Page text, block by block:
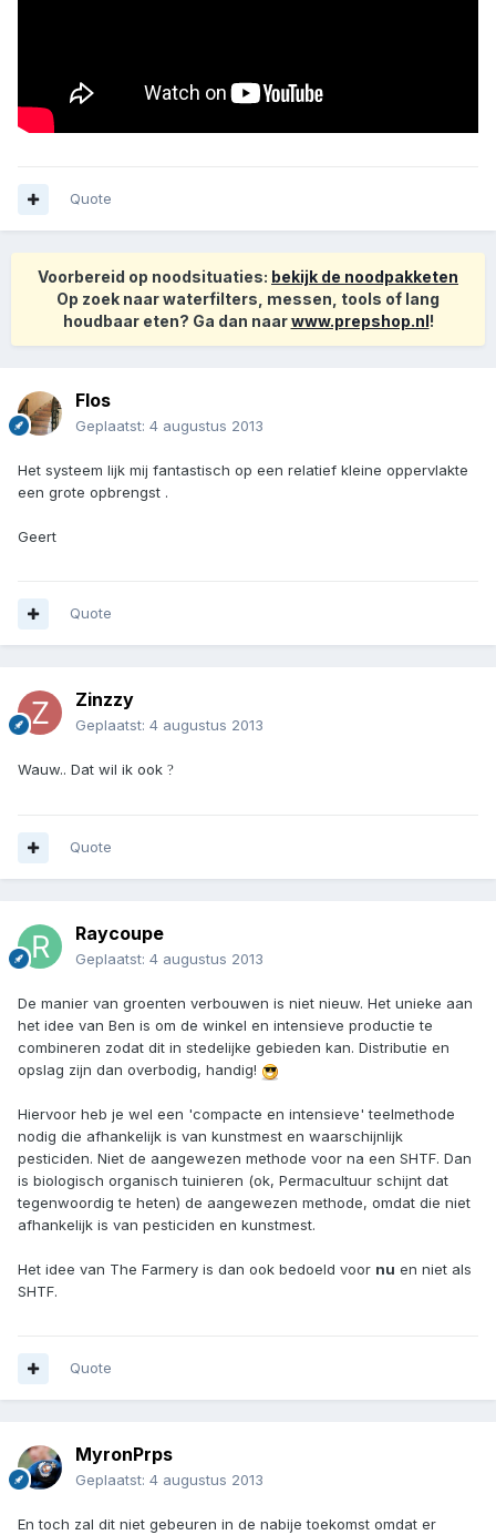
Quote
Voorbereid op noodsituaties: bekijk de noodpakketen
Op zoek naar waterfilters, messen, tools of lang
houdbaar eten? Ga dan naarwww.prepshop.nl!
Flos
Geplaatst: 4 augustus 2013
Het systeem lijk mij fantastisch op een relatief kleine oppervlakte
een grote opbrengst .
Geert
Quote
Zinzzy
Geplaatst: 4 augustus 2013
Wauw.. Dat wil ik ook ?
Quote
Raycoupe
Geplaatst: 4 augustus 2013
De manier van groenten verbouwen is niet nieuw. Het unieke aan
het idee van Ben is om de winkel en intensieve productie te
combineren zodat dit in stedelijke gebieden kan. Distributie en
opslag zijn dan overbodig, handig!
Hiervoor heb je wel een 'compacte en intensieve' teelmethode
nodig die afhankelijk is van kunstmest en waarschijnlijk
pesticiden. Niet de aangewezen methode voor na een SHTF. Dan
is biologisch organisch tuinieren (ok, Permacultuur schijnt dat
tegenwoordig te heten) de aangewezen methode, omdat die niet
afhankelijk is van pesticiden en kunstmest.
Het idee van The Farmery is dan ook bedoeld voor nu en niet als
SHTF.
Quote
MyronPrps
Geplaatst: 4 augustus 2013
En toch zal dit niet gebeuren in de nabije toekomst omdat er